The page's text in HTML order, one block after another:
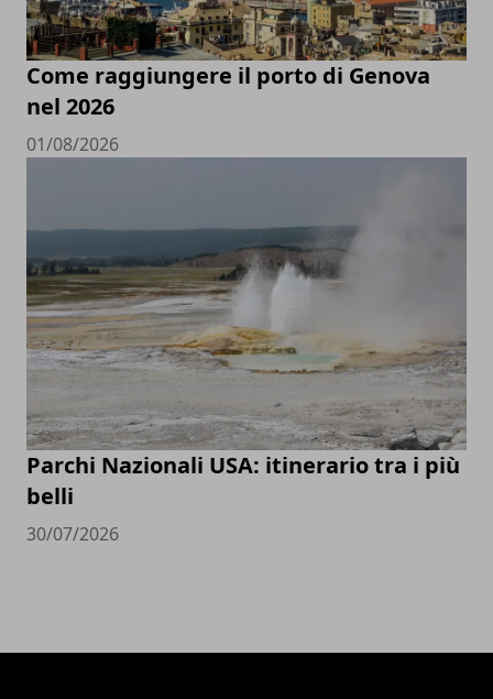
Come raggiungere il porto di Genova
nel 2026
01/08/2026
Parchi Nazionali USA: itinerario tra i più
belli
30/07/2026